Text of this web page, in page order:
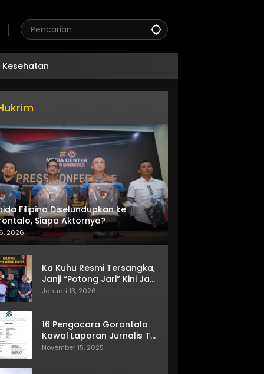
Kesehatan
Filipina Diselundupkan ke
Siapa Aktornya?
2026
Ka Kuhu Resmi Tersangka,
Janji “Potong Jari” Kini Jadi
Bumerang
Januari 13, 2026
16 Pengacara Gorontalo
Kawal Laporan Jurnalis TV
One
November 15, 2025